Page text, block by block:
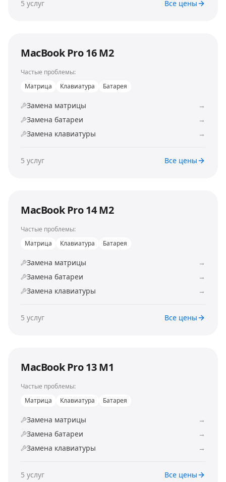
5 услуг Все цены
MacBook Pro 16 M2
Частые проблемы:
Матрица
Клавиатура Батарея
Замена матрицы
→
Замена батареи
→
Замена клавиатуры
→
5 услуг Все цены
MacBook Pro 14 M2
Частые проблемы:
Матрица
Клавиатура Батарея
Замена матрицы
→
Замена батареи
→
Замена клавиатуры
→
5 услуг Все цены
MacBook Pro 13 M1
Частые проблемы:
Матрица
Клавиатура Батарея
Замена матрицы
→
Замена батареи
→
Замена клавиатуры
→
5 услуг Все цены